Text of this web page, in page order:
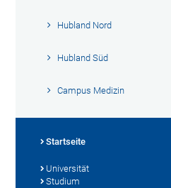
Hubland Nord
Hubland Süd
Campus Medizin
Startseite
Universität
Studium